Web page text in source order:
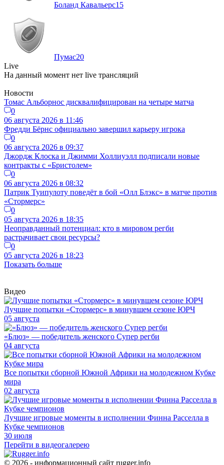
Боланд Кавальерс15
Пумас20
Live
На данный момент нет live трансляций
Новости
Томас Альборнос дисквалифицирован на четыре матча
0
06 августа 2026 в 11:46
Фредди Бёрнс официально завершил карьеру игрока
0
06 августа 2026 в 09:37
Джордж Клоска и Джимми Холлиуэлл подписали новые
контракты с «Бристолем»
0
06 августа 2026 в 08:32
Патрик Туипулоту поведёт в бой «Олл Блэкс» в матче против
«Стормерс»
0
05 августа 2026 в 18:35
Неоправданный потенциал: кто в мировом регби
растрачивает свои ресурсы?
0
05 августа 2026 в 18:23
Показать больше
Видео
Лучшие попытки «Стормерс» в минувшем сезоне ЮРЧ
05 августа
«Блюз» — победитель женского Супер регби
04 августа
Все попытки сборной Южной Африки на молодежном Кубке
мира
02 августа
Лучшие игровые моменты в исполнении Финна Расселла в
Кубке чемпионов
30 июля
Перейти в видеогалерею
© 2026 - информационный сайт rugger.info